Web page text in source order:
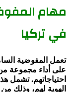
مهام
في تركيا
تعمل المفوضية
على أداء مجموعة من
احتياجاتهم. تشمل
الهوية لهم، وذلك